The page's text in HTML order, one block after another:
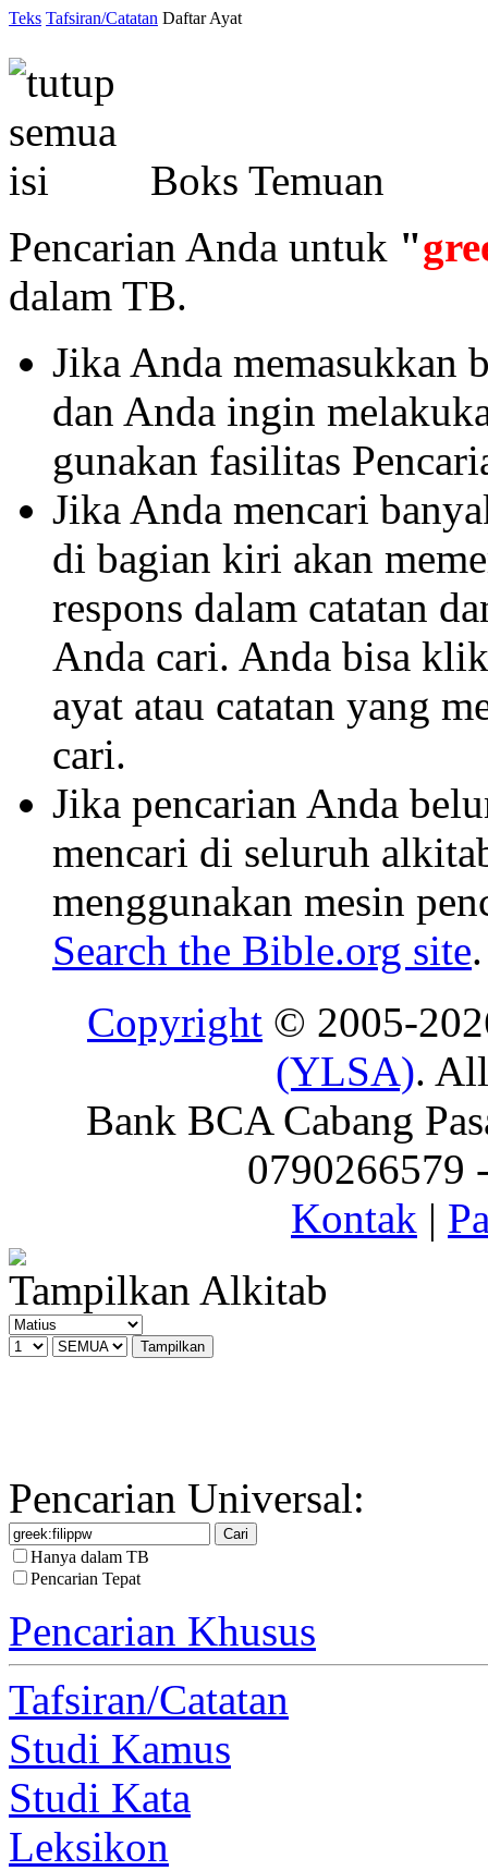
Teks Tafsiran/Catatan Daftar Ayat
Boks Temuan
Pencarian Anda untuk "
dalam TB.
Jika Anda memasukkan
dan Anda ingin
gunakan fasilitas
Jika Anda mencari
di bagian kiri akan
respons dalam catatan
Anda cari. Anda bisa
ayat atau catatan yang
cari.
Jika pencarian Anda
mencari di seluruh
menggunakan mesin
Search the Bible.org site.
Copyright © 2005-
(YLSA).
Bank BCA Cabang
0790266579
Kontak |
Tampilkan Alkitab
Pencarian Universal:
Hanya dalam TB
Pencarian Tepat
Pencarian Khusus
Tafsiran/Catatan
Studi Kamus
Studi Kata
Leksikon